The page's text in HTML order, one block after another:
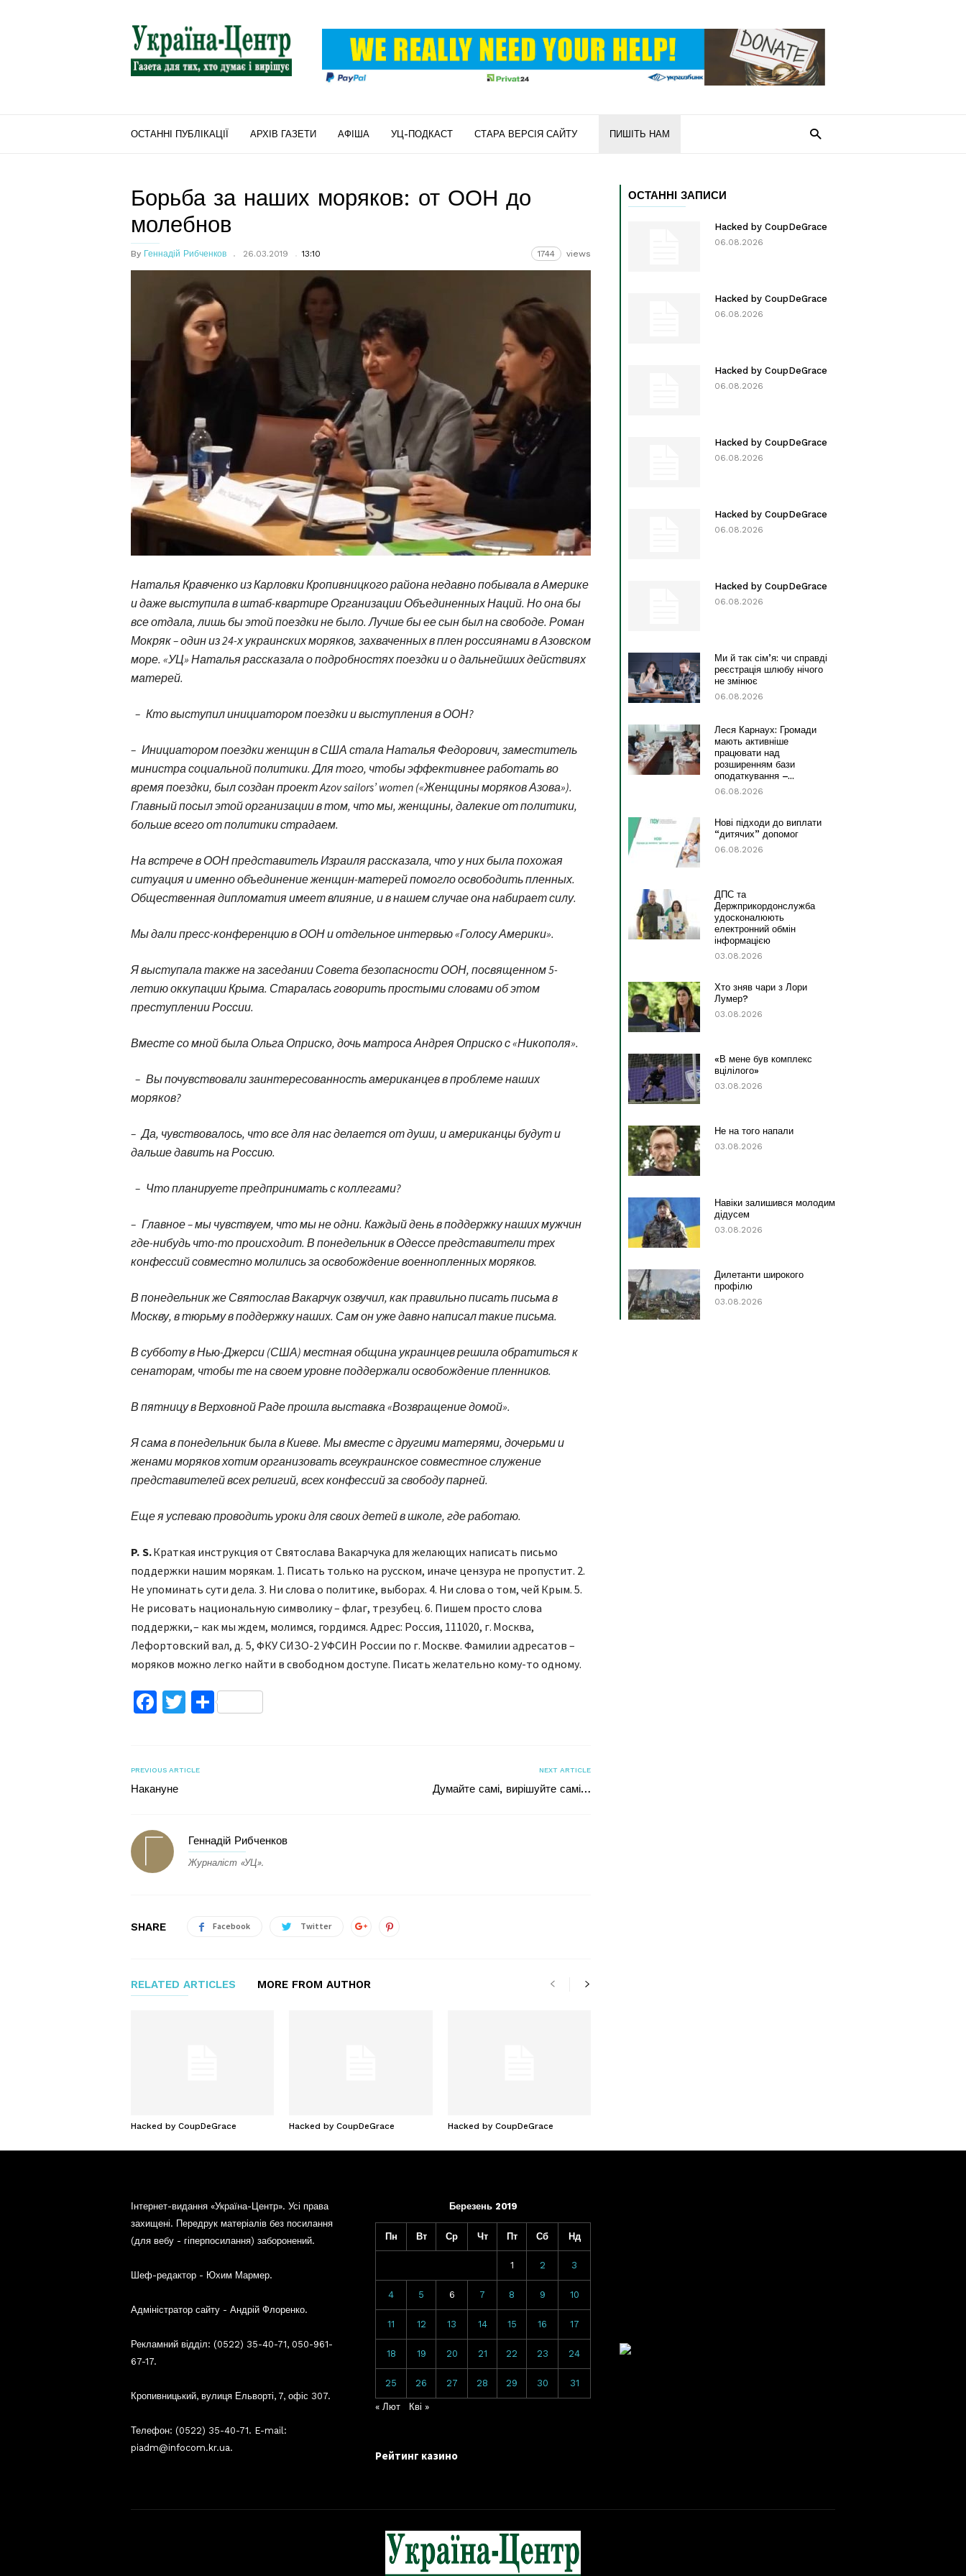
"Україна-
Центр"
ОСТАННІ ПУБЛІКАЦІЇ АРХІВ ГАЗЕТИ АФІША УЦ-ПОДКАСТ СТАРА ВЕРСІЯ САЙТУ ПИШІТЬ НАМ
Борьба за наших моряков: от ООН до
молебнов
By Геннадій Рибченков 26.03.2019 13:10 1744 views
Наталья Кравченко из Карловки Кропивницкого района недавно побывала в Америке
и даже выступила в штаб-квартире Организации Объединенных Наций. Но она бы
все отдала, лишь бы этой поездки не было. Лучше бы ее сын был на свободе. Роман
Мокряк – один из 24-х украинских моряков, захваченных в плен россиянами в Азовском
море. «УЦ» Наталья рассказала о подробностях поездки и о дальнейших действиях
матерей.
– Кто выступил инициатором поездки и выступления в ООН?
– Инициатором поездки женщин в США стала Наталья Федорович, заместитель
министра социальной политики. Для того, чтобы эффективнее работать во
время поездки, был создан проект Azov sailors’ women («Женщины моряков Азова»).
Главный посыл этой организации в том, что мы, женщины, далекие от политики,
больше всего от политики страдаем.
На встрече в ООН представитель Израиля рассказала, что у них была похожая
ситуация и именно объединение женщин-матерей помогло освободить пленных.
Общественная дипломатия имеет влияние, и в нашем случае она набирает силу.
Мы дали пресс-конференцию в ООН и отдельное интервью «Голосу Америки».
Я выступала также на заседании Совета безопасности ООН, посвященном 5-
летию оккупации Крыма. Старалась говорить простыми словами об этом
преступлении России.
Вместе со мной была Ольга Оприско, дочь матроса Андрея Оприско с «Никополя».
– Вы почувствовали заинтересованность американцев в проблеме наших
моряков?
– Да, чувствовалось, что все для нас делается от души, и американцы будут и
дальше давить на Россию.
– Что планируете предпринимать с коллегами?
– Главное – мы чувствуем, что мы не одни. Каждый день в поддержку наших мужчин
где-нибудь что-то происходит. В понедельник в Одессе представители трех
конфессий совместно молились за освобождение военнопленных моряков.
В понедельник же Святослав Вакарчук озвучил, как правильно писать письма в
Москву, в тюрьму в поддержку наших. Сам он уже давно написал такие письма.
В субботу в Нью-Джерси (США) местная община украинцев решила обратиться к
сенаторам, чтобы те на своем уровне поддержали освобождение пленников.
В пятницу в Верховной Раде прошла выставка «Возвращение домой».
Я сама в понедельник была в Киеве. Мы вместе с другими матерями, дочерьми и
женами моряков хотим организовать всеукраинское совместное служение
представителей всех религий, всех конфессий за свободу парней.
Еще я успеваю проводить уроки для своих детей в школе, где работаю.
P. S.Краткая инструкция от Святослава Вакарчука для желающих написать письмо
поддержки нашим морякам. 1. Писать только на русском, иначе цензура не пропустит. 2.
Не упоминать сути дела. 3. Ни слова о политике, выборах. 4. Ни слова о том, чей Крым. 5.
Не рисовать национальную символику – флаг, трезубец. 6. Пишем просто слова
поддержки, – как мы ждем, молимся, гордимся. Адрес: Россия, 111020, г. Москва,
Лефортовский вал, д. 5, ФКУ СИЗО-2 УФСИН России по г. Москве. Фамилии адресатов –
моряков можно легко найти в свободном доступе. Писать желательно кому-то одному.
Facebook
TwitterПоділитися
PREVIOUS ARTICLE
Накануне
NEXT ARTICLE
Думайте самі, вирішуйте самі…
Геннадій Рибченков
Журналіст «УЦ».
SHARE Facebook Twitter
RELATED ARTICLES MORE FROM AUTHOR
Hacked by CoupDeGrace Hacked by CoupDeGrace Hacked by CoupDeGrace
ОСТАННІ ЗАПИСИ
Hacked by CoupDeGrace
06.08.2026
Hacked by CoupDeGrace
06.08.2026
Hacked by CoupDeGrace
06.08.2026
Hacked by CoupDeGrace
06.08.2026
Hacked by CoupDeGrace
06.08.2026
Hacked by CoupDeGrace
06.08.2026
Ми й так сім’я: чи справді
реєстрація шлюбу нічого
не змінює
06.08.2026
Леся Карнаух: Громади
мають активніше
працювати над
розширенням бази
оподаткування –...
06.08.2026
Нові підходи до виплати
“дитячих” допомог
06.08.2026
ДПС та
Держприкордонслужба
удосконалюють
електронний обмін
інформацією
03.08.2026
Хто зняв чари з Лори
Лумер?
03.08.2026
«В мене був комплекс
вцілілого»
03.08.2026
Не на того напали
03.08.2026
Навіки залишився молодим
дідусем
03.08.2026
Дилетанти широкого
профілю
03.08.2026
Інтернет-видання «Україна-Центр». Усі права
захищені. Передрук матеріалів без посилання
(для вебу - гіперпосилання) заборонений.
Шеф-редактор - Юхим Мармер.
Адміністратор сайту - Андрій Флоренко.
Рекламний відділ: (0522) 35-40-71, 050-961-
67-17.
Кропивницький, вулиця Ельворті, 7, офіс 307.
Телефон: (0522) 35-40-71. E-mail:
piadm@infocom.kr.ua.
Березень 2019
Пн Вт Ср Чт Пт Сб Нд
1 2 3
4 5 6 7 8 9 10
11 12 13 14 15 16 17
18 19 20 21 22 23 24
25 26 27 28 29 30 31
« Лют Кві »
Рейтинг казино